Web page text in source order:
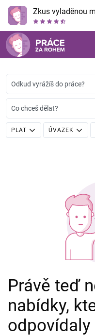
Zkus vyladěnou
Odkud vyrážíš do práce?
Co chceš dělat?
PLAT ÚVAZEK
Právě teď
nabídky,